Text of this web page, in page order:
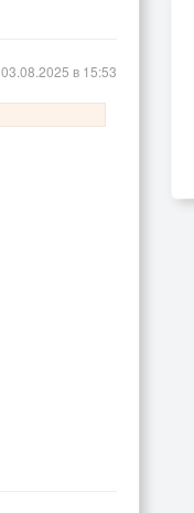
03.08.2025 в 15:53